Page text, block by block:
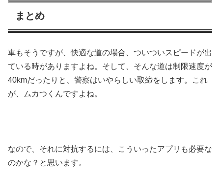
まとめ
車もそうですが、快適な道の場合、ついついスピードが出
ている時がありますよね。そして、そんな道は制限速度が
40kmだったりと、警察はいやらしい取締をします。これ
が、ムカつくんですよね。
なので、それに対抗するには、こういったアプリも必要な
のかな？と思います。